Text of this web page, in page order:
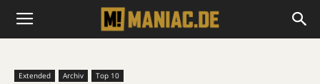
Extended Archiv Top 10